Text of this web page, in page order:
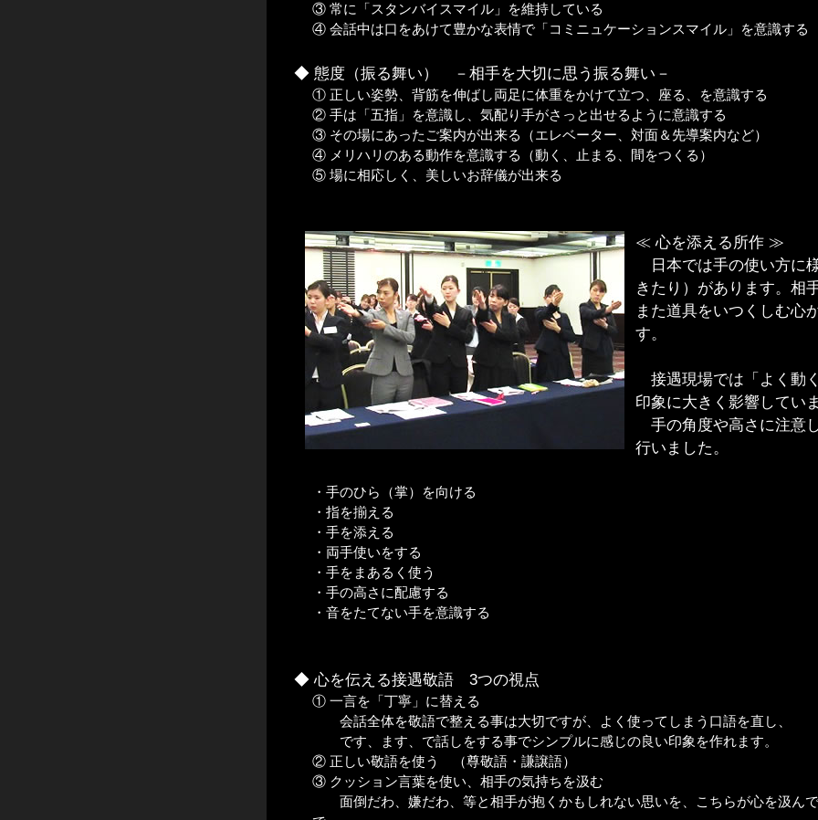
③ 常に「スタンバイスマイル」を維持している
④ 会話中は口をあけて豊かな表情で「コミニュケーションスマイル」を意識する
◆ 態度（振る舞い） －相手を大切に思う振る舞い－
① 正しい姿勢、背筋を伸ばし両足に体重をかけて立つ、座る、を意識する
② 手は「五指」を意識し、気配り手がさっと出せるように意識する
③ その場にあったご案内が出来る（エレベーター、対面＆先導案内など）
④ メリハリのある動作を意識する（動く、止まる、間をつくる）
⑤ 場に相応しく、美しいお辞儀が出来る
≪ 心を添える所作 ≫
日本では手の使い方に
きたり）があります。相
また道具をいつくしむ心
す。
接遇現場では「よく動
印象に大きく影響してい
手の角度や高さに注意
行いました。
・手のひら（掌）を向ける
・指を揃える
・手を添える
・両手使いをする
・手をまあるく使う
・手の高さに配慮する
・音をたてない手を意識する
◆ 心を伝える接遇敬語 3つの視点
① 一言を「丁寧」に替える
会話全体を敬語で整える事は大切ですが、よく使ってしまう口語を直し、
です、ます、で話しをする事でシンプルに感じの良い印象を作れます。
② 正しい敬語を使う （尊敬語・謙譲語）
③ クッション言葉を使い、相手の気持ちを汲む
面倒だわ、嫌だわ、等と相手が抱くかもしれない思いを、こちらが心を汲ん